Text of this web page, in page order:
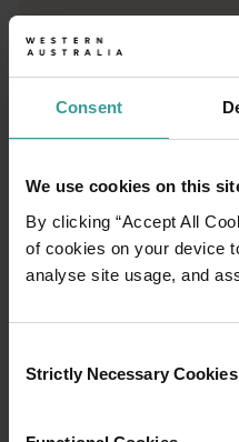
Consent
We use cookies on this
By clicking “Accept All
of cookies on your device
analyse site usage, and
Selection
Strictly Necessary Cookies
01